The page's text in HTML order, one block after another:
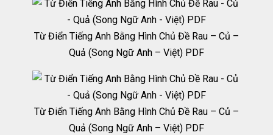
Từ Điển Tiếng Anh Bằng Hình Chủ Đề Rau – Củ –
Quả (Song Ngữ Anh – Việt) PDF
Từ Điển Tiếng Anh Bằng Hình Chủ Đề Rau – Củ –
Quả (Song Ngữ Anh – Việt) PDF